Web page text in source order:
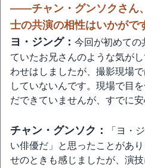
――チャン・グンソクさん
士の共演の相性はいかがで
ヨ・ジング： 今回が初めての
ていたお兄さんのような気が
わせはしましたが、撮影現場
していないんです。現場で目
だできていませんが、すでに安
チャン・グンソク：
「ヨ・
い俳優だ」と思ったことがあ
せのときも感じましたが、演